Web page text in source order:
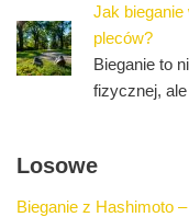
Jak bieganie
pleców?
Bieganie to
fizycznej,
Losowe
Bieganie z Hashimoto